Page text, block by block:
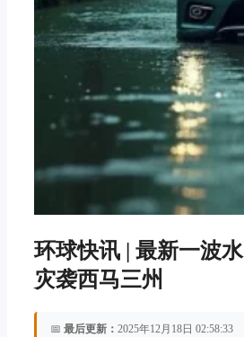
环球快讯 | 最新一波水
灾袭西马三州
📅 最后更新： 2025年12月18日 02:58:33